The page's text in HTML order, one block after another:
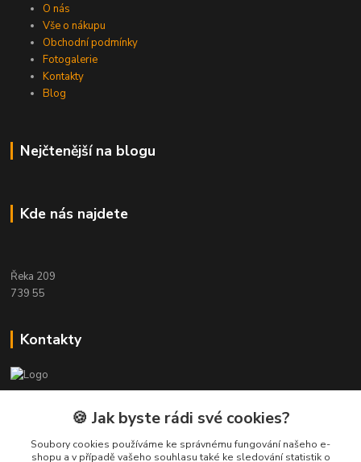
O nás
Vše o nákupu
Obchodní podmínky
Fotogalerie
Kontakty
Blog
Nejčtenější na blogu
Kde nás najdete
Řeka 209
739 55
Kontakty
Zákaznická podpora Eshop-rychle
+420 604 391 361
🍪 Jak byste rádi své cookies?
Soubory cookies používáme ke správnému fungování našeho e-
shopu a v případě vašeho souhlasu také ke sledování statistik o